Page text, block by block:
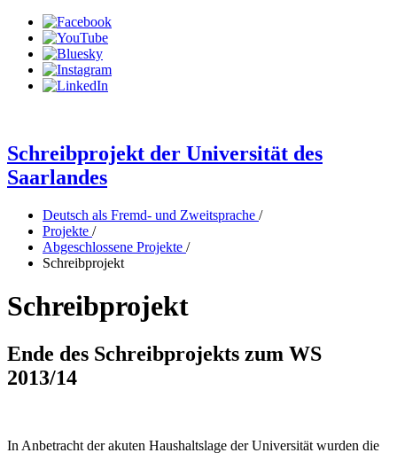
Schreibprojekt der Universität des
Saarlandes
Deutsch als Fremd- und Zweitsprache /
Projekte /
Abgeschlossene Projekte /
Schreibprojekt
Schreibprojekt
Ende des Schreibprojekts zum WS
2013/14
In Anbetracht der akuten Haushaltslage der Universität wurden die